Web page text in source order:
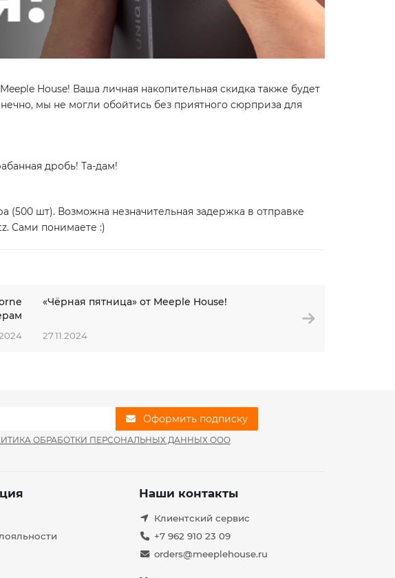
House! Ваша личная накопительная скидка также будет
мы не могли обойтись без приятного сюрприза для
дробь! Та-дам!
(500 шт). Возможна незначительная задержка в отправке
Сами понимаете :)
«Чёрная пятница» от Meeple House!
27.11.2024
Оформить подписку
ОБРАБОТКИ ПЕРСОНАЛЬНЫХ ДАННЫХ ООО
Наши контакты
Клиентский сервис
+7 962 910 23 09
orders@meeplehouse.ru